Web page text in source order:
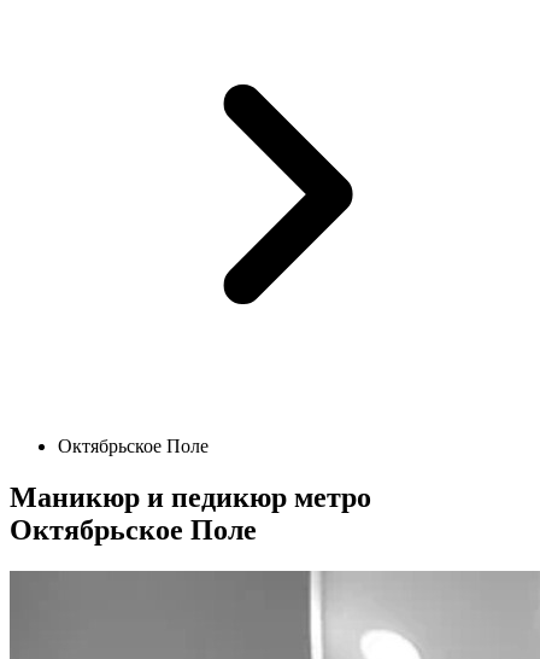
Октябрьское Поле
Маникюр и педикюр метро
Октябрьское Поле